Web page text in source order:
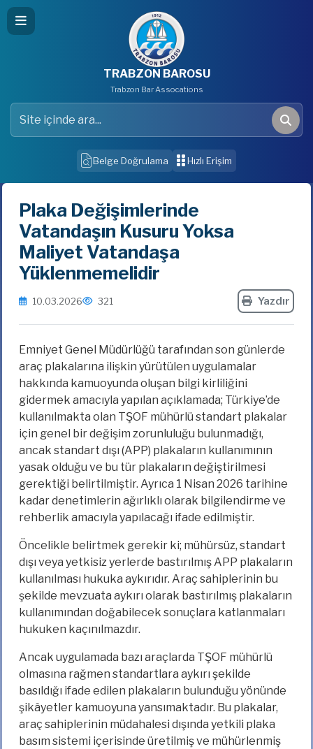
TRABZON BAROSU
Trabzon Bar Assocations
Site içinde ara
Ara
Belge Doğrulama Hızlı Erişim
Plaka Değişimlerinde
Vatandaşın Kusuru Yoksa
Maliyet Vatandaşa
Yüklenmemelidir
10.03.2026 321 Yazdır
Emniyet Genel Müdürlüğü tarafından son günlerde
araç plakalarına ilişkin yürütülen uygulamalar
hakkında kamuoyunda oluşan bilgi kirliliğini
gidermek amacıyla yapılan açıklamada; Türkiye’de
kullanılmakta olan TŞOF mühürlü standart plakalar
için genel bir değişim zorunluluğu bulunmadığı,
ancak standart dışı (APP) plakaların kullanımının
yasak olduğu ve bu tür plakaların değiştirilmesi
gerektiği belirtilmiştir. Ayrıca 1 Nisan 2026 tarihine
kadar denetimlerin ağırlıklı olarak bilgilendirme ve
rehberlik amacıyla yapılacağı ifade edilmiştir.
Öncelikle belirtmek gerekir ki; mühürsüz, standart
dışı veya yetkisiz yerlerde bastırılmış APP plakaların
kullanılması hukuka aykırıdır. Araç sahiplerinin bu
şekilde mevzuata aykırı olarak bastırılmış plakaların
kullanımından doğabilecek sonuçlara katlanmaları
hukuken kaçınılmazdır.
Ancak uygulamada bazı araçlarda TŞOF mühürlü
olmasına rağmen standartlara aykırı şekilde
basıldığı ifade edilen plakaların bulunduğu yönünde
şikâyetler kamuoyuna yansımaktadır. Bu plakalar,
araç sahiplerinin müdahalesi dışında yetkili plaka
basım sistemi içerisinde üretilmiş ve mühürlenmiş